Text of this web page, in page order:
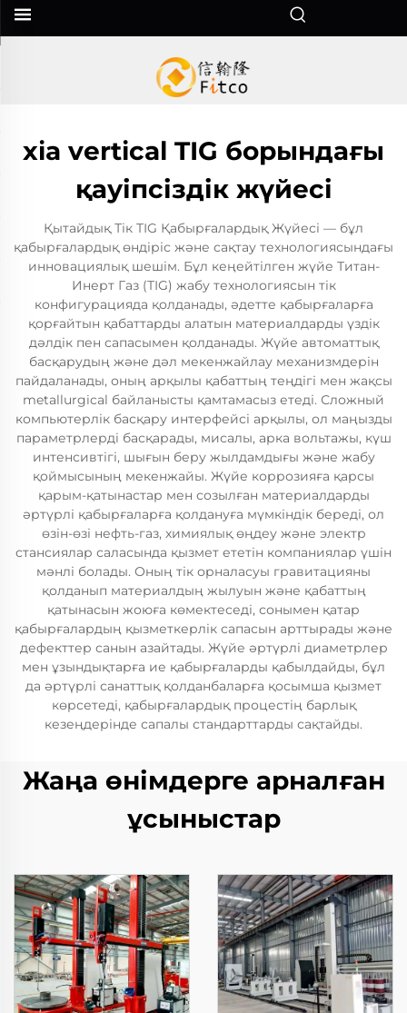
xia vertical TIG борындағы
қауіпсіздік жүйесі
Қытайдық Тік TIG Қабырғалардық Жүйесі — бұл
қабырғалардық өндіріс және сақтау технологиясындағы
инновациялық шешім. Бұл кеңейтілген жүйе Титан-
Инерт Газ (TIG) жабу технологиясын тік
конфигурацияда қолданады, әдетте қабырғаларға
қорғайтын қабаттарды алатын материалдарды үздік
дәлдік пен сапасымен қолданады. Жүйе автоматтық
басқарудың және дәл мекенжайлау механизмдерін
пайдаланады, оның арқылы қабаттың теңдігі мен жақсы
metallurgical байланысты қамтамасыз етеді. Сложный
компьютерлік басқару интерфейсі арқылы, ол маңызды
параметрлерді басқарады, мисалы, арка вольтажы, күш
интенсивтігі, шығын беру жылдамдығы және жабу
қоймысының мекенжайы. Жүйе коррозияға қарсы
қарым-қатынастар мен созылған материалдарды
әртүрлі қабырғаларға қолдануға мүмкіндік береді, ол
өзін-өзі нефть-газ, химиялық өңдеу және электр
стансиялар саласында қызмет ететін компаниялар үшін
мәнлі болады. Оның тік орналасуы гравитацияны
қолданып материалдың жылуын және қабаттың
қатынасын жоюға көмектеседі, сонымен қатар
қабырғалардың қызметкерлік сапасын арттырады және
дефекттер санын азайтады. Жүйе әртүрлі диаметрлер
мен ұзындықтарға ие қабырғаларды қабылдайды, бұл
да әртүрлі санаттық қолданбаларға қосымша қызмет
көрсетеді, қабырғалардық процестің барлық
кезеңдерінде сапалы стандарттарды сақтайды.
Жаңа өнімдерге арналған
ұсыныстар